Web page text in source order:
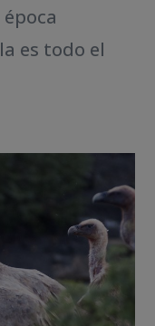
es todo el